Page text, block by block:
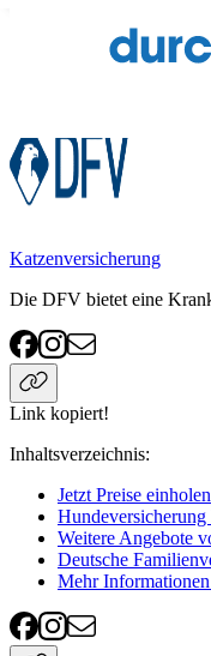
Versicherung
Deutsche
Katzenversicherung
Die DFV bietet eine
Link kopiert!
Inhaltsverzeichnis:
Jetzt Preise einholen
Weitere Angebote
Deutsche
Mehr